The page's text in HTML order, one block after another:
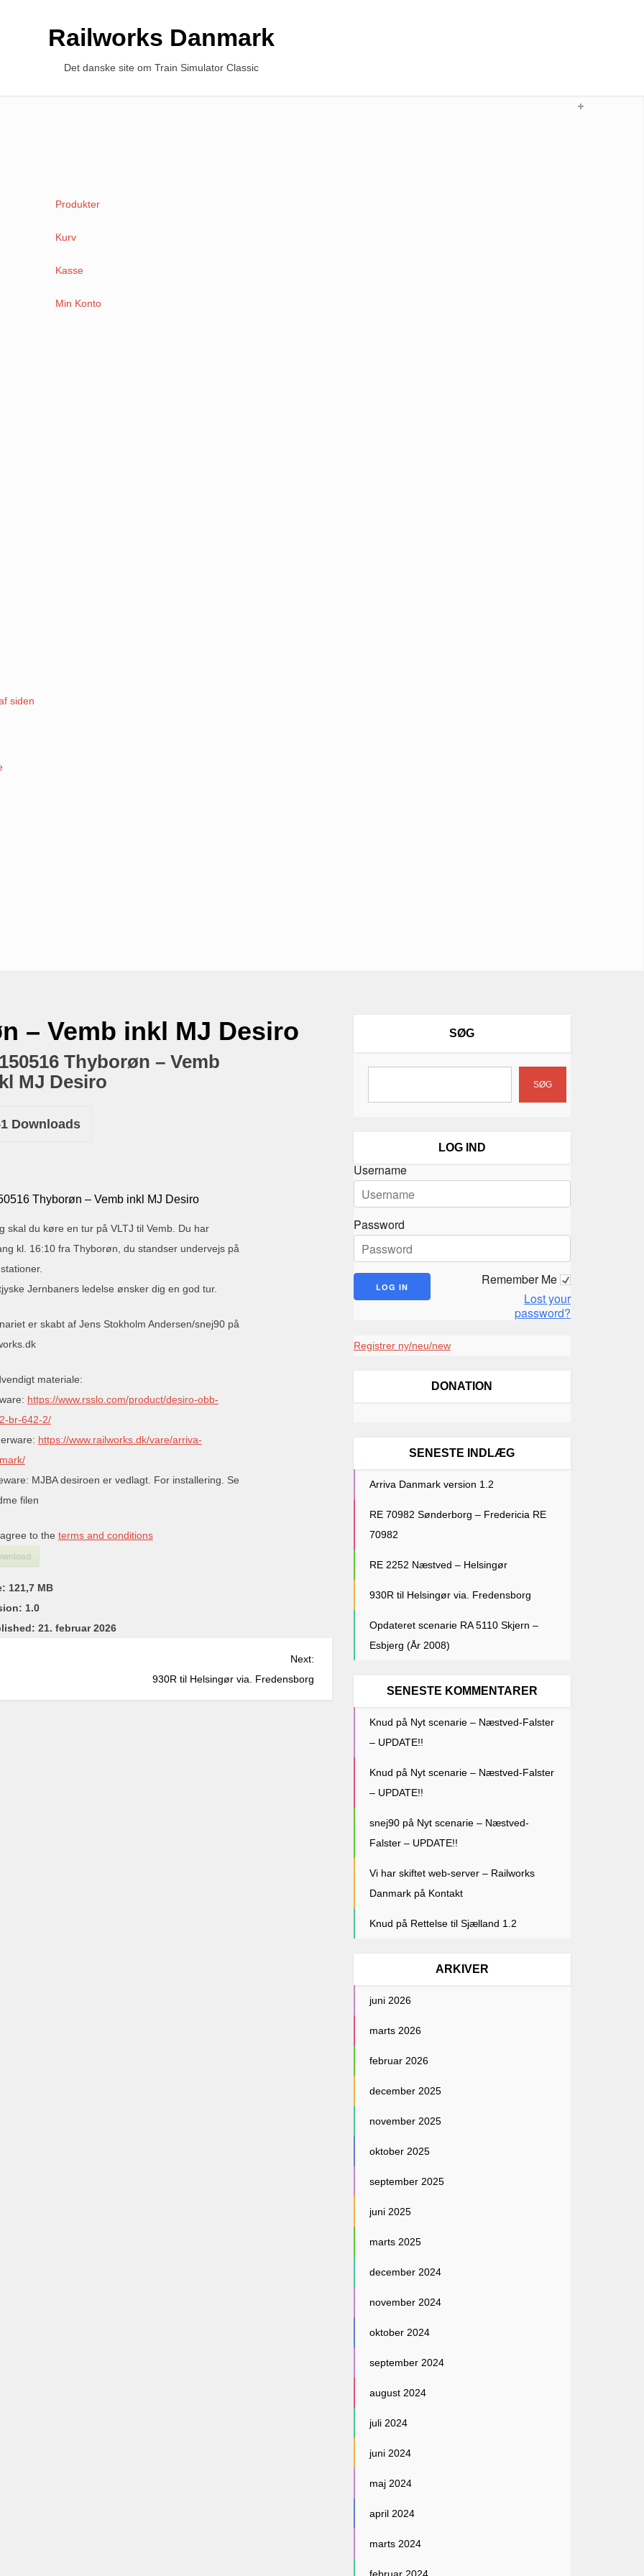
Railworks Danmark
Det danske site om Train Simulator Classic
Produkter
Kurv
Kasse
Min Konto
siden
– Vemb inkl MJ Desiro
Thyborøn – Vemb
MJ Desiro
Downloads
Thyborøn – Vemb inkl MJ Desiro
skal du køre en tur på VLTJ til Vemb. Du har
kl. 16:10 fra Thyborøn, du standser undervejs på
Jernbaners ledelse ønsker dig en god tur.
er skabt af Jens Stokholm Andersen/snej90 på
materiale:
https://www.rsslo.com/product/desiro-obb-
br-642-2/
https://www.railworks.dk/vare/arriva-
MJBA desiroen er vedlagt. For installering. Se
filen
to the terms and conditions
121,7 MB
1.0
21. februar 2026
Next:
930R til Helsingør via. Fredensborg
SØG
SØG
LOG IND
Username
Password
Remember Me
Lost your
password?
Registrer ny/neu/new
DONATION
SENESTE INDLÆG
Arriva Danmark version 1.2
RE 70982 Sønderborg – Fredericia RE
70982
RE 2252 Næstved – Helsingør
930R til Helsingør via. Fredensborg
Opdateret scenarie RA 5110 Skjern –
Esbjerg (År 2008)
SENESTE KOMMENTARER
Knud på Nyt scenarie – Næstved-Falster
– UPDATE!!
Knud på Nyt scenarie – Næstved-Falster
– UPDATE!!
snej90på Nyt scenarie – Næstved-
Falster – UPDATE!!
Vi har skiftet web-server – Railworks
Danmarkpå Kontakt
Knud på Rettelse til Sjælland 1.2
ARKIVER
juni 2026
marts 2026
februar 2026
december 2025
november 2025
oktober 2025
september 2025
juni 2025
marts 2025
december 2024
november 2024
oktober 2024
september 2024
august 2024
juli 2024
juni 2024
maj 2024
april 2024
marts 2024